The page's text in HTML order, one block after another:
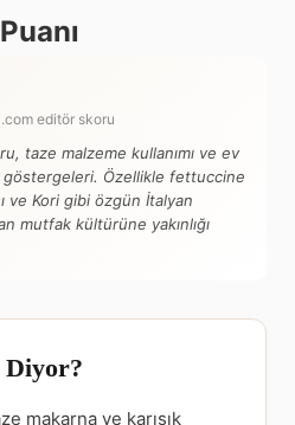
editör skoru
taze malzeme kullanımı ve ev
göstergeleri. Özellikle fettuccine
ve Kori gibi özgün İtalyan
mutfak kültürüne yakınlığı
Diyor?
makarna ve karışık